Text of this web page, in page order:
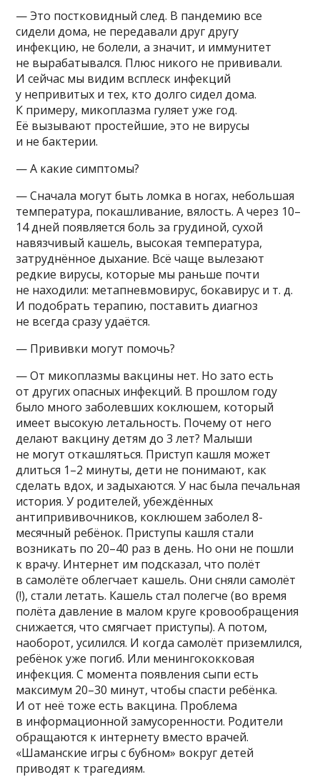
— Это постковидный след. В пандемию все
сидели дома, не передавали друг другу
инфекцию, не болели, а значит, и иммунитет
не вырабатывался. Плюс никого не прививали.
И сейчас мы видим всплеск инфекций
у непривитых и тех, кто долго сидел дома.
К примеру, микоплазма гуляет уже год.
Её вызывают простейшие, это не вирусы
и не бактерии.
— А какие симптомы?
— Сначала могут быть ломка в ногах, небольшая
температура, покашливание, вялость. А через 10–
14 дней появляется боль за грудиной, сухой
навязчивый кашель, высокая температура,
затруднённое дыхание. Всё чаще вылезают
редкие вирусы, которые мы раньше почти
не находили: метапневмовирус, бокавирус и т. д.
И подобрать терапию, поставить диагноз
не всегда сразу удаётся.
— Прививки могут помочь?
— От микоплазмы вакцины нет. Но зато есть
от других опасных инфекций. В прошлом году
было много заболевших коклюшем, который
имеет высокую летальность. Почему от него
делают вакцину детям до 3 лет? Малыши
не могут откашляться. Приступ кашля может
длиться 1–2 минуты, дети не понимают, как
сделать вдох, и задыхаются. У нас была печальная
история. У родителей, убеждённых
антипрививочников, коклюшем заболел 8-
месячный ребёнок. Приступы кашля стали
возникать по 20–40 раз в день. Но они не пошли
к врачу. Интернет им подсказал, что полёт
в самолёте облегчает кашель. Они сняли самолёт
(!), стали летать. Кашель стал полегче (во время
полёта давление в малом круге кровообращения
снижается, что смягчает приступы). А потом,
наоборот, усилился. И когда самолёт приземлился,
ребёнок уже погиб. Или менингококковая
инфекция. С момента появления сыпи есть
максимум 20–30 минут, чтобы спасти ребёнка.
И от неё тоже есть вакцина. Проблема
в информационной замусоренности. Родители
обращаются к интернету вместо врачей.
«Шаманские игры с бубном» вокруг детей
приводят к трагедиям.